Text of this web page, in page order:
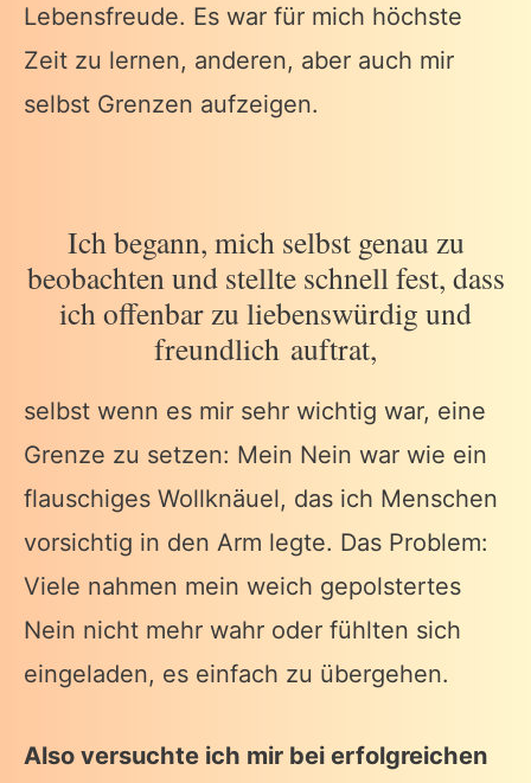
Lebensfreude. Es war für mich höchste
Zeit zu lernen, anderen, aber auch mir
selbst Grenzen aufzeigen.
Ich begann, mich selbst genau zu
beobachten und stellte schnell fest, dass
ich offenbar zu liebenswürdig und
freundlich auftrat,
selbst wenn es mir sehr wichtig war, eine
Grenze zu setzen: Mein Nein war wie ein
flauschiges Wollknäuel, das ich Menschen
vorsichtig in den Arm legte. Das Problem:
Viele nahmen mein weich gepolstertes
Nein nicht mehr wahr oder fühlten sich
eingeladen, es einfach zu übergehen.
Also versuchte ich mir bei erfolgreichen